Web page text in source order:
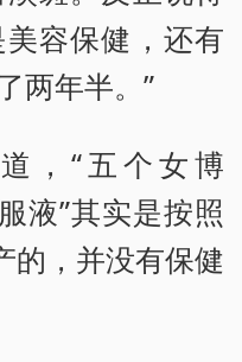
容保健，还有
两年半。”
，“五个女博
液”其实是按照
的，并没有保健